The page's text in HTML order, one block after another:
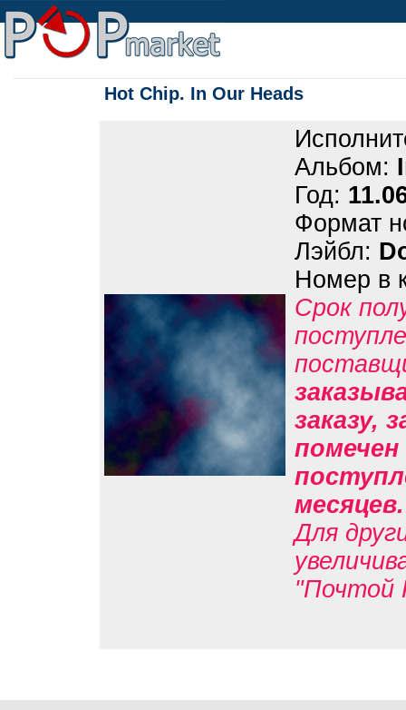
Hot Chip. In Our Heads
Альбом:
Год:
Формат
Лэйбл:
Номер в
Срок
заказу,
помечен
Для
"Почтой